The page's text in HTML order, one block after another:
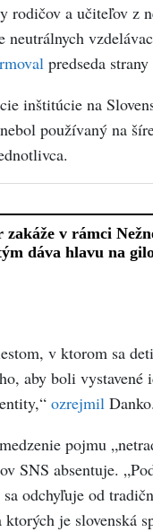
rodičov a učiteľov z
predseda
inštitúcie na
používaný na
v ktorom sa
aby boli vystavené
ozrejmil Danko.
pojmu
SNS absentuje.
odchyľuje od
je slovenská